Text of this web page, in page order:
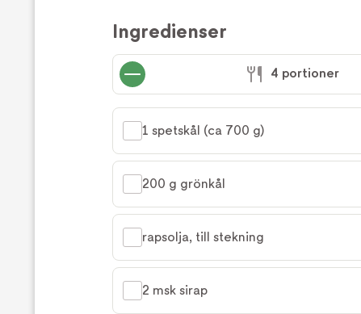
Ingredienser
4 portioner
1 spetskål (ca 700 g)
200 g grönkål
rapsolja, till stekning
2 msk sirap